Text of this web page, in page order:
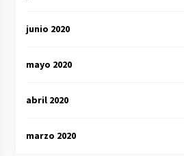
junio 2020
mayo 2020
abril 2020
marzo 2020